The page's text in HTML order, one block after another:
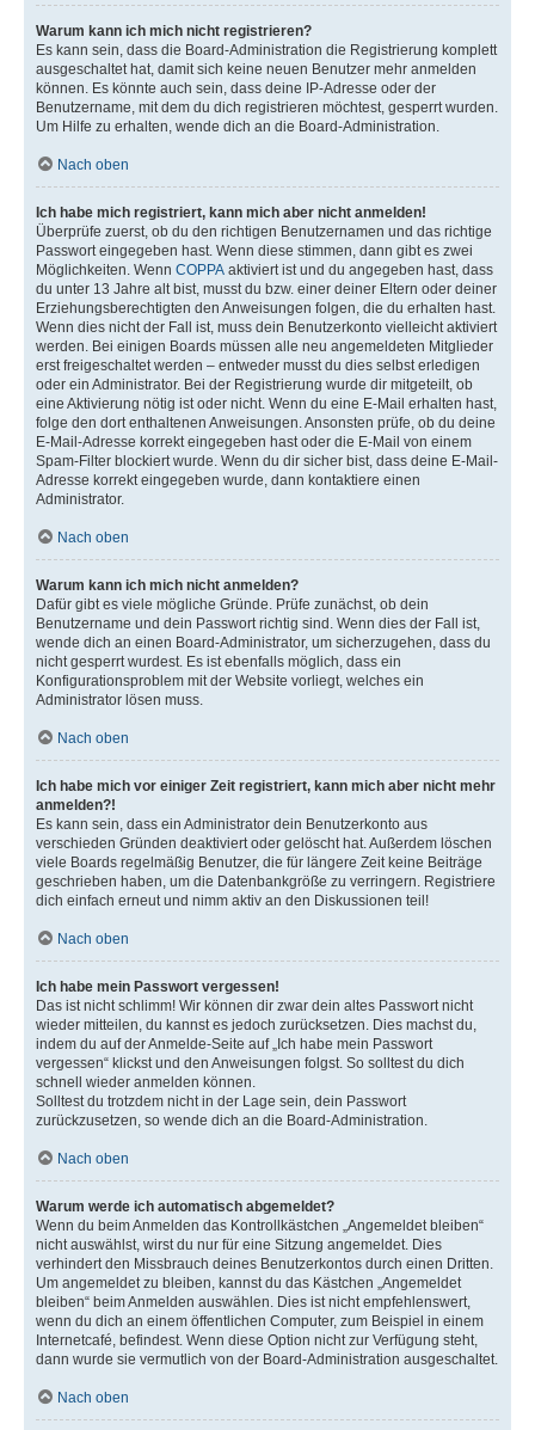
Warum kann ich mich nicht registrieren?
Es kann sein, dass die Board-Administration die Registrierung komplett
ausgeschaltet hat, damit sich keine neuen Benutzer mehr anmelden
können. Es könnte auch sein, dass deine IP-Adresse oder der
Benutzername, mit dem du dich registrieren möchtest, gesperrt wurden.
Um Hilfe zu erhalten, wende dich an die Board-Administration.
Nach oben
Ich habe mich registriert, kann mich aber nicht anmelden!
Überprüfe zuerst, ob du den richtigen Benutzernamen und das richtige
Passwort eingegeben hast. Wenn diese stimmen, dann gibt es zwei
Möglichkeiten. Wenn COPPA aktiviert ist und du angegeben hast, dass
du unter 13 Jahre alt bist, musst du bzw. einer deiner Eltern oder deiner
Erziehungsberechtigten den Anweisungen folgen, die du erhalten hast.
Wenn dies nicht der Fall ist, muss dein Benutzerkonto vielleicht aktiviert
werden. Bei einigen Boards müssen alle neu angemeldeten Mitglieder
erst freigeschaltet werden – entweder musst du dies selbst erledigen
oder ein Administrator. Bei der Registrierung wurde dir mitgeteilt, ob
eine Aktivierung nötig ist oder nicht. Wenn du eine E-Mail erhalten hast,
folge den dort enthaltenen Anweisungen. Ansonsten prüfe, ob du deine
E-Mail-Adresse korrekt eingegeben hast oder die E-Mail von einem
Spam-Filter blockiert wurde. Wenn du dir sicher bist, dass deine E-Mail-
Adresse korrekt eingegeben wurde, dann kontaktiere einen
Administrator.
Nach oben
Warum kann ich mich nicht anmelden?
Dafür gibt es viele mögliche Gründe. Prüfe zunächst, ob dein
Benutzername und dein Passwort richtig sind. Wenn dies der Fall ist,
wende dich an einen Board-Administrator, um sicherzugehen, dass du
nicht gesperrt wurdest. Es ist ebenfalls möglich, dass ein
Konfigurationsproblem mit der Website vorliegt, welches ein
Administrator lösen muss.
Nach oben
Ich habe mich vor einiger Zeit registriert, kann mich aber nicht mehr
anmelden?!
Es kann sein, dass ein Administrator dein Benutzerkonto aus
verschieden Gründen deaktiviert oder gelöscht hat. Außerdem löschen
viele Boards regelmäßig Benutzer, die für längere Zeit keine Beiträge
geschrieben haben, um die Datenbankgröße zu verringern. Registriere
dich einfach erneut und nimm aktiv an den Diskussionen teil!
Nach oben
Ich habe mein Passwort vergessen!
Das ist nicht schlimm! Wir können dir zwar dein altes Passwort nicht
wieder mitteilen, du kannst es jedoch zurücksetzen. Dies machst du,
indem du auf der Anmelde-Seite auf „Ich habe mein Passwort
vergessen“ klickst und den Anweisungen folgst. So solltest du dich
schnell wieder anmelden können.
Solltest du trotzdem nicht in der Lage sein, dein Passwort
zurückzusetzen, so wende dich an die Board-Administration.
Nach oben
Warum werde ich automatisch abgemeldet?
Wenn du beim Anmelden das Kontrollkästchen „Angemeldet bleiben“
nicht auswählst, wirst du nur für eine Sitzung angemeldet. Dies
verhindert den Missbrauch deines Benutzerkontos durch einen Dritten.
Um angemeldet zu bleiben, kannst du das Kästchen „Angemeldet
bleiben“ beim Anmelden auswählen. Dies ist nicht empfehlenswert,
wenn du dich an einem öffentlichen Computer, zum Beispiel in einem
Internetcafé, befindest. Wenn diese Option nicht zur Verfügung steht,
dann wurde sie vermutlich von der Board-Administration ausgeschaltet.
Nach oben